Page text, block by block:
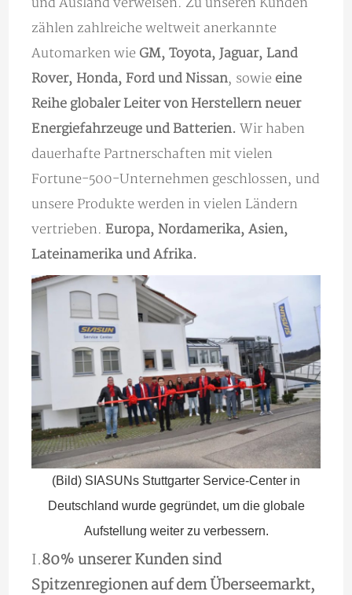
zählen zahlreiche weltweit anerkannte
Automarken wie GM, Toyota, Jaguar, Land
Rover, Honda, Ford und Nissan, sowieeine
Reihe globaler Leiter von Herstellern neuer
Energiefahrzeuge und Batterien. Wir haben
dauerhafte Partnerschaften mit vielen
Fortune-500-Unternehmen geschlossen, und
unsere Produkte werden in vielen Ländern
vertrieben. Europa, Nordamerika, Asien,
Lateinamerika und Afrika.
(Bild) SIASUNs Stuttgarter Service-Center in
Deutschland wurde gegründet, um die globale
Aufstellung weiter zu verbessern.
I.80% unserer Kunden sind
Spitzenregionen auf dem Überseemarkt,